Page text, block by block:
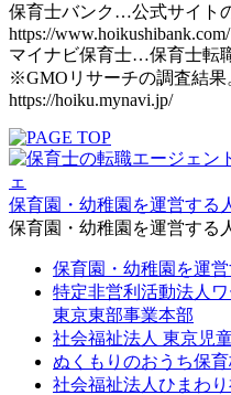
保育士バンク…公式サイト
https://www.hoikushibank.com/
マイナビ保育士…保育士転
※GMOリサーチの調査結果
https://hoiku.mynavi.jp/
保育園・幼稚園を運営する
保育園・幼稚園を運営する
保育園・幼稚園を運
特定非営利活動法人
東京東部事業本部
社会福祉法人 東京児
ぬくもりのおうち保
社会福祉法人ひまわ